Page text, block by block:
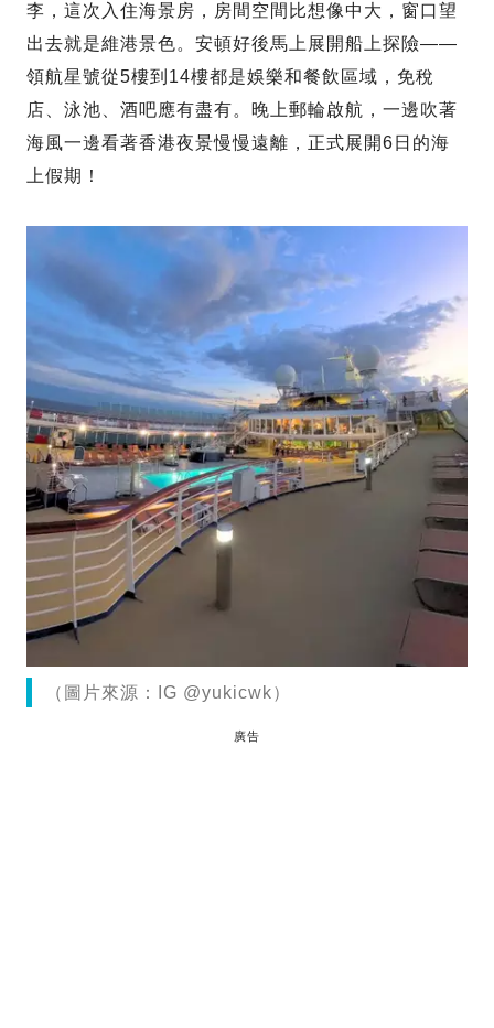
李，這次入住海景房，房間空間比想像中大，窗口望
出去就是維港景色。安頓好後馬上展開船上探險——
領航星號從5樓到14樓都是娛樂和餐飲區域，免稅
店、泳池、酒吧應有盡有。晚上郵輪啟航，一邊吹著
海風一邊看著香港夜景慢慢遠離，正式展開6日的海
上假期！
（圖片來源：IG @yukicwk）
廣告